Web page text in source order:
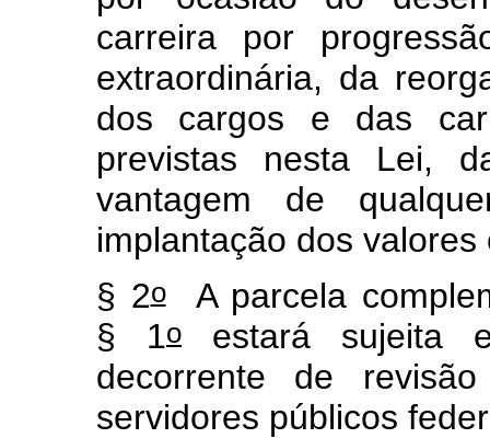
carreira por
extraordinária, da
dos cargos e das
previstas nesta Lei,
vantagem de
implantação dos
§ 2oA parcela
§ 1o estará sujeita
decorrente de
servidores públicos